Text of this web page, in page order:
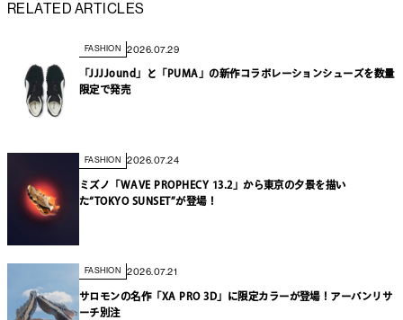
RELATED ARTICLES
FASHION 2026.07.29
「JJJJound」と「PUMA」の新作コラボレーションシューズを数量
限定で発売
FASHION 2026.07.24
ミズノ「WAVE PROPHECY 13.2」から東京の夕景を描い
た“TOKYO SUNSET”が登場！
FASHION 2026.07.21
サロモンの名作「XA PRO 3D」に限定カラーが登場！アーバンリサ
ーチ別注